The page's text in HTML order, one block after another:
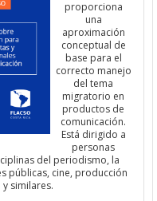
proporciona
una
aproximación
conceptual de
base para el
correcto manejo
del tema
migratorio en
productos de
comunicación.
Está dirigido a
personas
del periodismo, la
públicas, cine, producción
similares.